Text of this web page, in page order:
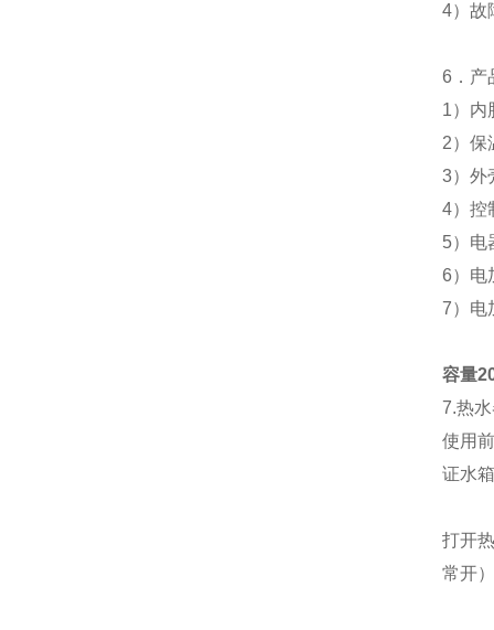
4）故
6．产
1） 内
2） 保
3）外
4）控
5）电
6）电
7）电
容量
7.热
使用
证水
打开
常开